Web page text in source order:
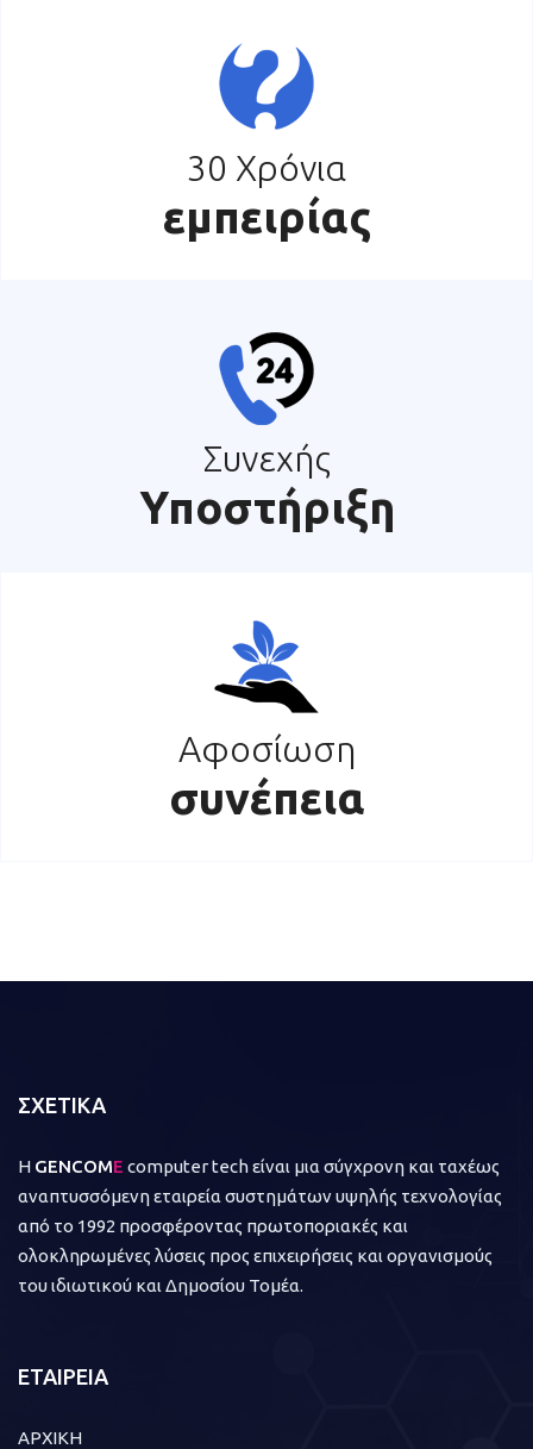
30 Χρόνια
εμπειρίας
Συνεχής
Υποστήριξη
Αφοσίωση
συνέπεια
ΣΧΕΤΙΚΑ
Η GENCOME computer tech είναι μια σύγχρονη και ταχέως
αναπτυσσόμενη εταιρεία συστημάτων υψηλής τεχνολογίας
από το 1992 προσφέροντας πρωτοποριακές και
ολοκληρωμένες λύσεις προς επιχειρήσεις και οργανισμούς
του ιδιωτικού και Δημοσίου Τομέα.
ΕΤΑΙΡΕΙΑ
ΑΡΧΙΚΗ